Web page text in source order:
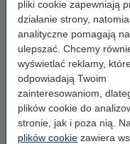
pliki cookie zapewniają
działanie strony,
analityczne pomagają
ulepszać. Chcemy
wyświetlać reklamy,
odpowiadają Twoim
zainteresowaniom,
plików cookie do
stronie, jak i poza nią.
plików cookie zawiera
wersja 123drukuj
XL
Za